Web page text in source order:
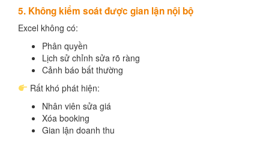
5. Không kiểm soát được gian lận nội bộ
Excel không có:
Phân quyền
Lịch sử chỉnh sửa rõ ràng
Cảnh báo bất thường
Rất khó phát hiện:
Nhân viên sửa giá
Xóa booking
Gian lận doanh thu